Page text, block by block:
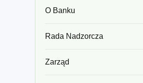
O Banku
Rada Nadzorcza
Zarząd